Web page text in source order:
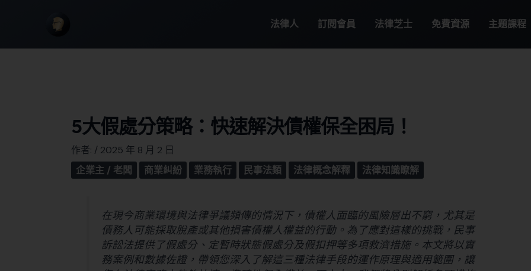
法律人 訂閱會員 法律芝士 免費資源 主題課程
5大假處分策略：快速解決債權保全困局！
作者: / 2025 年 8 月 2 日
企業主 / 老闆
商業糾紛 業務執行 民事法類 法律概念解釋 法律知識瞭解
在現今商業環境與法律爭議頻傳的情況下，債權人面臨的風險層出不窮，尤其是
債務人可能採取脫產或其他損害債權人權益的行動。為了應對這樣的挑戰，民事
訴訟法提供了假處分、定暫時狀態假處分及假扣押等多項救濟措施。本文將以實
務案例和數據佐證，帶領您深入了解這三種法律手段的運作原理與適用範圍，讓